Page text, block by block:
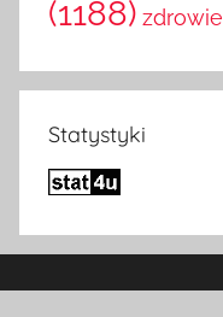
(1188) zdrowie
Statystyki